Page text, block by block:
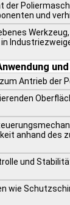
und
Antrieb der
anhand
und